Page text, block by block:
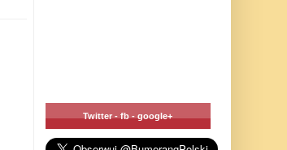
Twitter - fb - google+